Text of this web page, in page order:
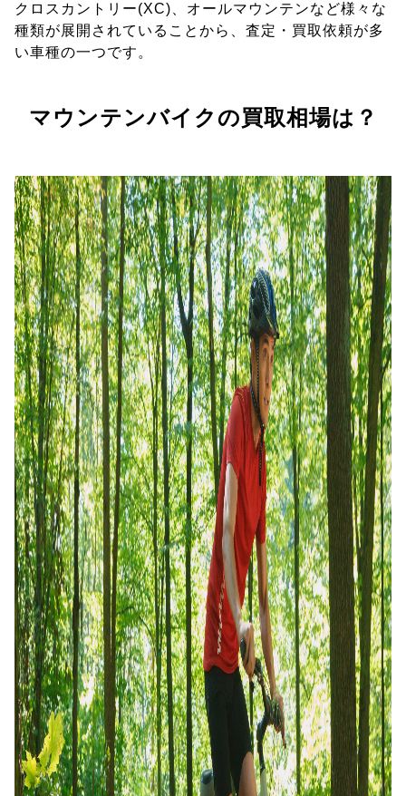
クロスカントリー(XC)、オールマウンテンなど様々な
種類が展開されていることから、査定・買取依頼が多
い車種の一つです。
マウンテンバイクの買取相場は？